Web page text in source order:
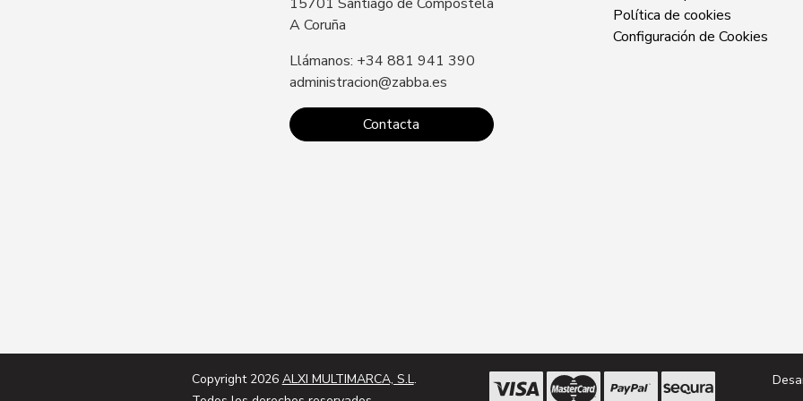
A Coruña
Llámanos: +34 881 941 390
administracion@zabba.es
Contacta
Sin especificar
Política de cookies
Configuración de Cookies
Copyright 2026 ALXI MULTIMARCA, S.L.